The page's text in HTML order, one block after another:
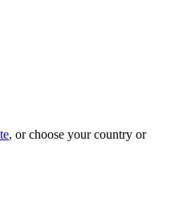
, or choose your country or